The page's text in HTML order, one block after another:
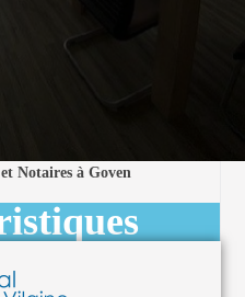
Notaires à Goven